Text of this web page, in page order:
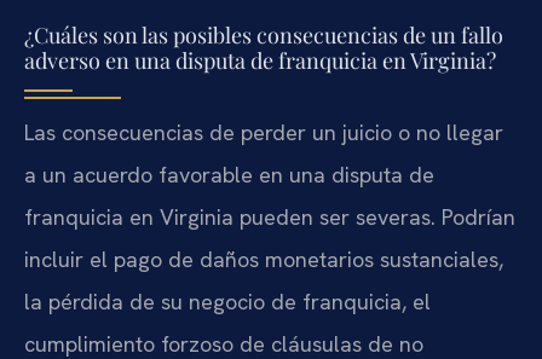
¿Cuáles son las posibles consecuencias de un fallo
adverso en una disputa de franquicia en Virginia?
Las consecuencias de perder un juicio o no llegar
a un acuerdo favorable en una disputa de
franquicia en Virginia pueden ser severas. Podrían
incluir el pago de daños monetarios sustanciales,
la pérdida de su negocio de franquicia, el
cumplimiento forzoso de cláusulas de no